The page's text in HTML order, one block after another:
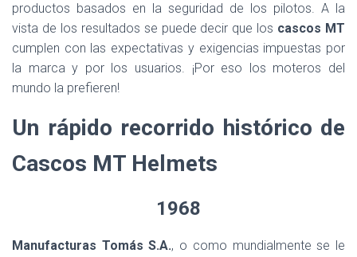
productos basados en la seguridad de los pilotos. A la
vista de los resultados se puede decir que los cascos MT
cumplen con las expectativas y exigencias impuestas por
la marca y por los usuarios. ¡Por eso los moteros del
mundo la prefieren!
Un rápido recorrido histórico de
Cascos MT Helmets
1968
Manufacturas Tomás S.A., o como mundialmente se le